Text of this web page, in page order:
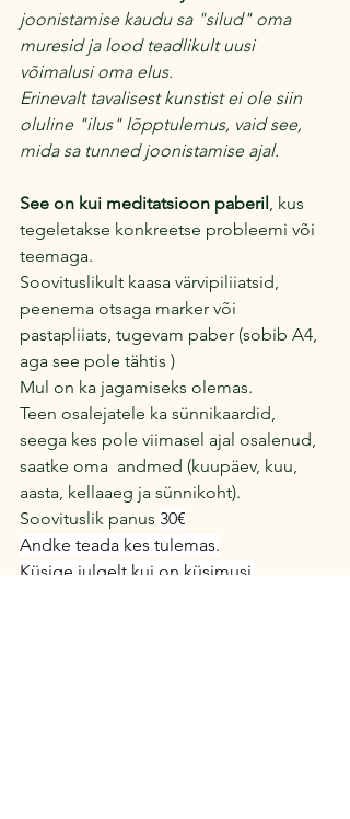
joonistamise kaudu sa "silud" oma
muresid ja lood teadlikult uusi
võimalusi oma elus.
Erinevalt tavalisest kunstist ei ole siin
oluline "ilus" lõpptulemus, vaid see,
mida sa tunned joonistamise ajal.
See on kui meditatsioon paberil, kus
tegeletakse konkreetse probleemi või
teemaga.
Soovituslikult kaasa värvipiliiatsid,
peenema otsaga marker või
pastapliiats, tugevam paber (sobib A4,
aga see pole tähtis )
Mul on ka jagamiseks olemas.
Teen osalejatele ka sünnikaardid,
seega kes pole viimasel ajal osalenud,
saatke oma  andmed (kuupäev, kuu,
aasta, kellaaeg ja sünnikoht).
Soovituslik panus 30€
Andke teada kes tulemas.
Küsige julgelt kui on küsimusi.